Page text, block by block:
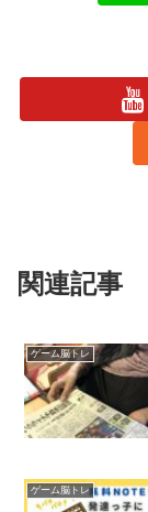
関連記事
ゲーム脳トレ
ゲーム脳トレ